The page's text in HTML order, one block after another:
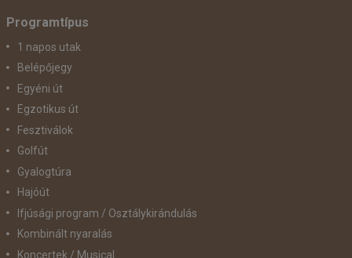
Programtípus
1 napos utak
Belépőjegy
Egyéni út
Egzotikus út
Fesztiválok
Golfút
Gyalogtúra
Hajóút
Ifjúsági program / Osztálykirándulás
Kombinált nyaralás
Koncertek / Musical